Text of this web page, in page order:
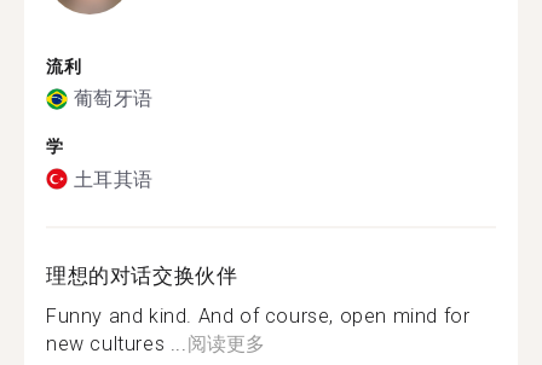
流利
葡萄牙语
学
土耳其语
理想的对话交换伙伴
Funny and kind. And of course, open mind for
new cultures ... 阅读更多